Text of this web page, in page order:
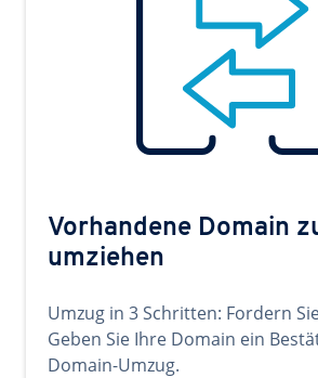
Vorhandene Domain
umziehen
Umzug in 3 Schritten: Fordern
Geben Sie Ihre Domain ein
Domain-Umzug.